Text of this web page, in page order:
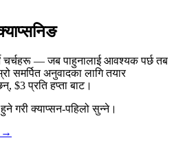
चर्चहरू — जब पाहुनालाई आवश्यक पर्छ तब
समर्पित अनुवादका लागि तयार
$3 प्रति हप्ता बाट।
गरी क्याप्सन-पहिलो सुन्ने।
→